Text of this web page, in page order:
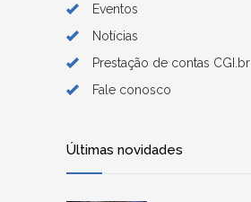
Eventos
Notícias
Prestação de contas CGI.br
Fale conosco
Últimas novidades